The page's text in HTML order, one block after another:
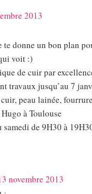
2013
te donne un bon plan
voit :)
de cuir par
travaux jusqu’au 7
peau lainée,
à Toulouse
de 9H30 à
novembre 2013